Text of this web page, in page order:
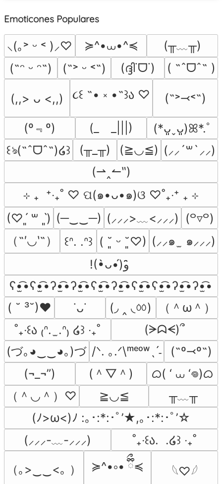
Emoticones Populares
⸜(｡˃ ᵕ ˂ )⸝♡ ≽^•⩊•^≼
(╥﹏╥)
(˶ᵔ ᵕ ᵔ˶)
(˶˃ ᵕ ˂˶) (ദ്ദി˙ᗜ˙) ( ˶ˆᗜˆ˵ )
(,,> ᴗ <,,) ૮꒰ ˶• ༝ •˶꒱ა ♡ (˶˃⤙˂˶)
(º﹃º) (_　_|||)
(*ᴗ͈ˬᴗ͈)ꕤ*.ﾟ
꒰ঌ(˶ˆᗜˆ˵)໒꒱
(╥_╥) (≧◡≦) (⸝⸝´꒳`⸝⸝)
(⇀‸↼‶)
⊹ ₊  ⁺‧₊˚ ♡ ପ(๑•ᴗ•๑)ଓ ♡˚₊‧⁺ ₊ ⊹
(♡ˊ͈ ꒳ ˋ͈) (─‿‿─) (⸝⸝⸝>﹏<⸝⸝⸝) (꒪▿꒪)
（˶′◡‵˶）
꒰ᐢ. .ᐢ꒱ ( ˘͈ ᵕ ˘͈♡) (⸝⸝๑  ̫ ๑⸝⸝⸝)
ʕ•̫͡•ʕ•̫͡•ʔ•̫͡•ʔ•̫͡•ʕ•̫͡•ʔ•̫͡•ʕ•̫͡•ʕ•̫͡•ʔ•̫͡•ʔ•̫͡•
( ˘ ³˘)♥
˙ᴗ˙ (◞ ‸ ◟ㆀ)
（＾ω＾）
˚₊‧꒰ა ₍ᐢ.  ̫.ᐢ₎ ໒꒱ ‧₊˚
(ᗒᗣᗕ)՞
(づ｡◕‿‿◕｡)づ /ᐠ. ｡.ᐟ\ᵐᵉᵒʷˎˊ˗
(˶º⤙º˶)
(¬_¬”)
(＾▽＾)
ᜊ( ‘ ⩊ ‘𖦹)ᜊ
（＾◡＾）♡
≧◡≦
╥﹏╥
(ﾉ>ω<)ﾉ :｡･:*:･ﾟ’★,｡･:*:･ﾟ’☆
(⸝⸝⸝-﹏-⸝⸝⸝)
˚₊‧꒰ა.  .໒꒱ ‧₊˚
（｡>‿‿<｡ ） ≽^•༚• ྀིྀ≼ 𓆩♡𓆪